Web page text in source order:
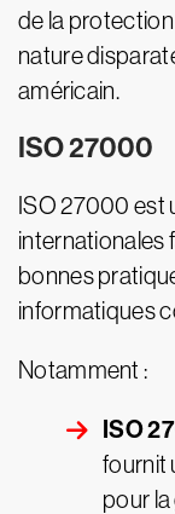
de la
nature
américain.
ISO 27000
ISO 27000 est
internationales
bonnes
informatiques
Notamment :
ISO
fournit
pour